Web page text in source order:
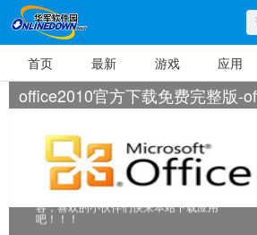
首页 最新 游戏 应用
office2010官方下载免费完整版-
ce2010的软件专区。Microsoft Office 2010，
是微软推出的新一代办公软件，开发代号为Offi
ce 14，实际是第12个发行版。该软件共有6个
商业版、标准版、专业版和专业高级版，此外
还推出Office 2010免费版本，其中仅包括Word
和Excel应用。除了完整版以外，微软还将发布
针对Office 2007的升级版Office 2010。华军软
件园为您提供office2010下载免费完整版、offic
e2010免费安装包、office2010怎么安装等内
容，喜欢的小伙伴们快来本站下载应用
吧！！！